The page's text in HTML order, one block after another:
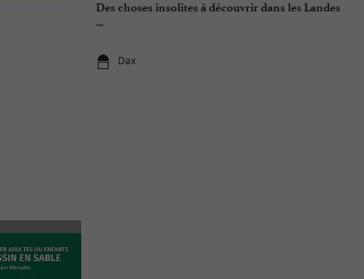
Des choses insolites à découvrir dans les Landes
...
Dax